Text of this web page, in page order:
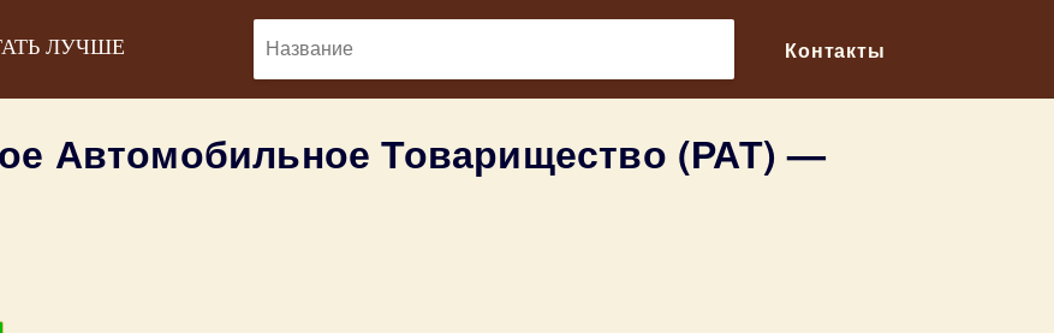
ЛУЧШЕ Контакты
Автомобильное Товарищество (РАТ) —